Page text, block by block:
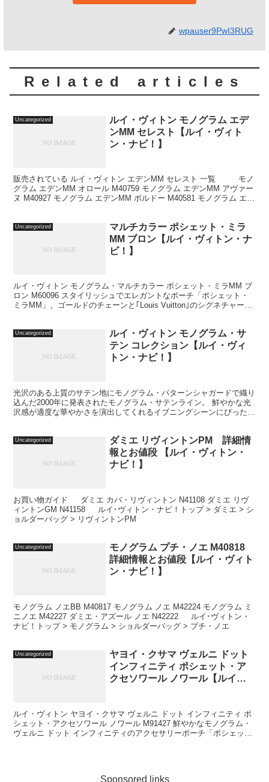
wpauser9PwI3RUG
Related articles
Uncategorized
ルイ・ヴィトン モノグラム エデ
ンMM セレスト【ルイ・ヴィト
ン・ナビ！】
販売されている ルイ・ヴィトン エデンMM セレスト 一覧 モノ
グラム エデンMM オロール M40759 モノグラム エデンMM アヴァー
ヌ M40927 モノグラム エデンMM ボルドー M40581 モノグラム エデ
Uncategorized
マルチカラー ポシェット・ミラ
MM ブロン【ルイ・ヴィトン・ナ
ビ！】
ルイ・ヴィトン モノグラム・マルチカラー ポシェット・ミラMM ブ
ロン M60096 スタイリッシュでエレガントなポーチ「ポシェット・
ミラMM」。ゴールドのチェーンと｢Louis Vuitton｣のシグネチャーの
Uncategorized
ルイ・ヴィトン モノグラム・サ
テン コレクション【ルイ・ヴィ
トン・ナビ！】
光沢のある上質のサテン地にモノグラム・パターンシャガードで織り
込んだ2000年に発表されたモノグラム・サテンライン。 鮮やかな光
沢感が適度な華やかさを演出してくれるイブニングシーンにぴったり
Uncategorized
ダミエ リヴィントンPM 詳細情
報とお値段 【ルイ・ヴィトン・
ナビ！】
お買い物ガイド ダミエ カバ・リヴィントン N41108 ダミエ リヴ
ィントンGM N41158 ルイ･ヴィトン・ナビ！トップ > ダミエ > シ
ョルダーバッグ > リヴィントンPM
Uncategorized
モノグラム プチ・ノエ M40818
詳細情報とお値段【ルイ・ヴィト
ン・ナビ！】
モノグラム ノエBB M40817 モノグラム ノエ M42224 モノグラム ミ
ニノエ M42227 ダミエ・アズール ノエ N42222 ルイ･ヴィトン・
ナビ！トップ > モノグラム > ショルダーバッグ > プチ・ノエ
Uncategorized
ヤヨイ・クサマ ヴェルニ ドット
インフィニティ ポシェット・ア
クセソワール ノワール【ルイ・
ルイ・ヴィトン ヤヨイ・クサマ ヴェルニ ドット インフィニティ ポ
シェット・アクセソワール ノワール M91427 鮮やかなモノグラム・
ヴェルニ ドット インフィニティのアクセサリーポーチ「ポシェッ
Sponsored links